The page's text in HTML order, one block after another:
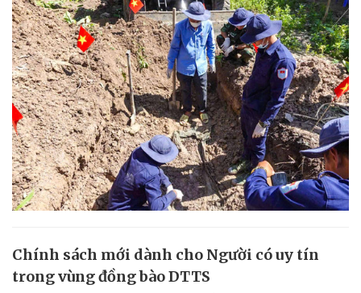
Chính sách mới dành cho Người có uy tín
trong vùng đồng bào DTTS